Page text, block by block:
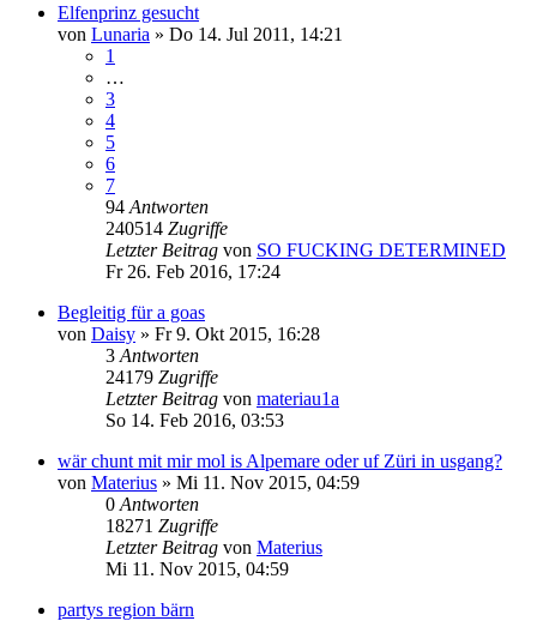
Elfenprinz gesucht
von Lunaria » Do 14. Jul 2011, 14:21
1
…
3
4
5
6
7
94 Antworten
240514 Zugriffe
Letzter Beitrag von SO FUCKING DETERMINED
Fr 26. Feb 2016, 17:24
Begleitig für a goas
von Daisy » Fr 9. Okt 2015, 16:28
3 Antworten
24179 Zugriffe
Letzter Beitrag von materiau1a
So 14. Feb 2016, 03:53
wär chunt mit mir mol is Alpemare oder uf Züri in usgang?
von Materius » Mi 11. Nov 2015, 04:59
0 Antworten
18271 Zugriffe
Letzter Beitrag von Materius
Mi 11. Nov 2015, 04:59
partys region bärn